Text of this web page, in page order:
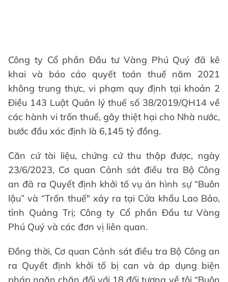
Công ty Cổ phần Đầu tư Vàng Phú Quý đã kê
khai và báo cáo quyết toán thuế năm 2021
không trung thực, vi phạm quy định tại khoản 2
Điều 143 Luật Quản lý thuế số 38/2019/QH14 về
các hành vi trốn thuế, gây thiệt hại cho Nhà nước,
bước đầu xác định là 6,145 tỷ đồng.
Căn cứ tài liệu, chứng cứ thu thập được, ngày
23/6/2023, Cơ quan Cảnh sát điều tra Bộ Công
an đã ra Quyết định khởi tố vụ án hình sự “Buôn
lậu” và “Trốn thuế" xảy ra tại Cửa khẩu Lao Bảo,
tỉnh Quảng Trị; Công ty Cổ phần Đầu tư Vàng
Phú Quý và các đơn vị liên quan.
Đồng thời, Cơ quan Cảnh sát điều tra Bộ Công an
ra Quyết định khởi tố bị can và áp dụng biện
pháp ngăn chặn đối với 18 đối tượng về tội “Buôn